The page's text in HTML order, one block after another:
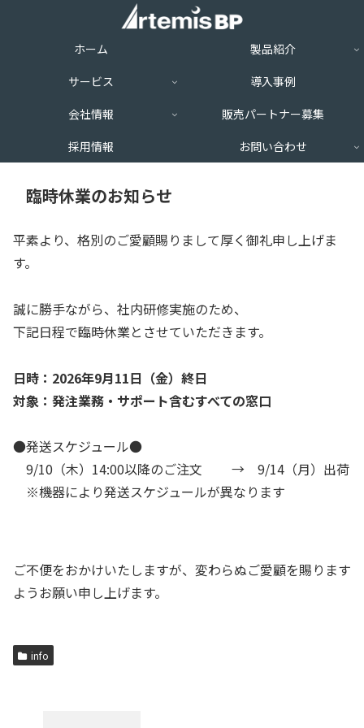
ホーム
製品紹介
サービス
導入事例
会社情報
販売パートナー募集
採用情報
お問い合わせ
臨時休業のお知らせ
平素より、格別のご愛顧賜りまして厚く御礼申し上げま
す。
誠に勝手ながら、社内研修実施のため、
下記日程で臨時休業とさせていただきます。
日時：2026年9月11日（金）終日
対象：発注業務・サポート含むすべての窓口
●発送スケジュール●
9/10（木）14:00以降のご注文 → 9/14（月）出荷
※機器により発送スケジュールが異なります
ご不便をおかけいたしますが、変わらぬご愛顧を賜ります
ようお願い申し上げます。
info